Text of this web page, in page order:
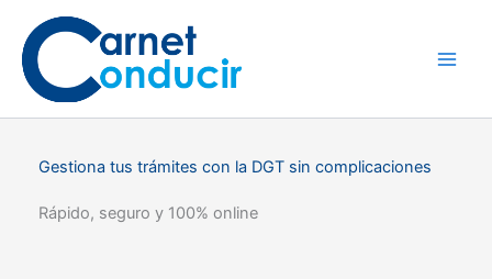
contenido
Gestiona tus trámites con la DGT sin complicaciones
Rápido, seguro y 100% online